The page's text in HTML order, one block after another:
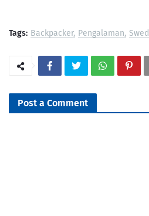
Tags: Backpacker Pengalaman
Post a Comment